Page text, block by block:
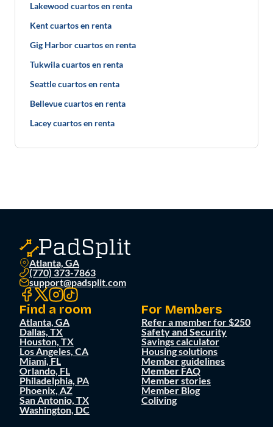
Lakewood cuartos en renta
Kent cuartos en renta
Gig Harbor cuartos en renta
Tukwila cuartos en renta
Seattle cuartos en renta
Bellevue cuartos en renta
Lacey cuartos en renta
Atlanta, GA
(770) 373-7863
support@padsplit.com
Find a room
Atlanta, GA
Dallas, TX
Houston, TX
Los Angeles, CA
Miami, FL
Orlando, FL
Philadelphia, PA
Phoenix, AZ
San Antonio, TX
Washington, DC
For Members
Refer a member for $250
Safety and Security
Savings calculator
Housing solutions
Member guidelines
Member FAQ
Member stories
Member Blog
Coliving